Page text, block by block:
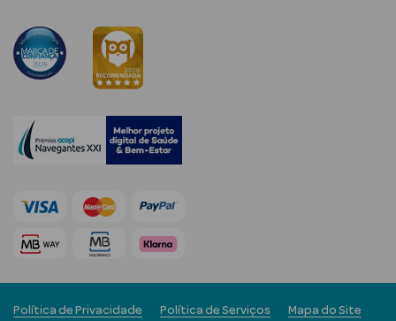
Água Micelar
Solares
Esfoliantes
Lábios
Política de Privacidade Política de Serviços Mapa do Site